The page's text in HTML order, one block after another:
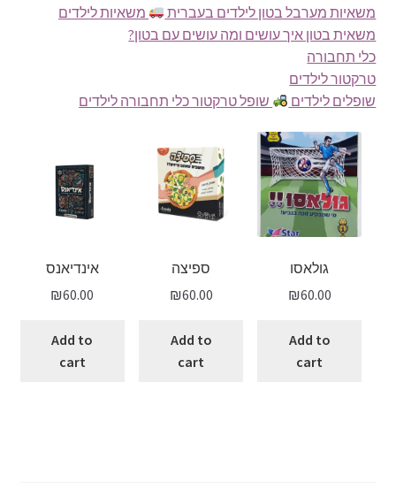
משאיות מערבל בטון לילדים בעברית
משאיות לילדים
משאית בטון איך עושים ומה עושים עם בטון?
כלי תחבורה
טרקטור לילדים
שופלים לילדים
שופל טרקטור כלי תחבורה לילדים
גולאסו
₪60.00
Add to
cart
ספיצה
₪60.00
Add to
cart
אינדיאנס
₪60.00
Add to
cart